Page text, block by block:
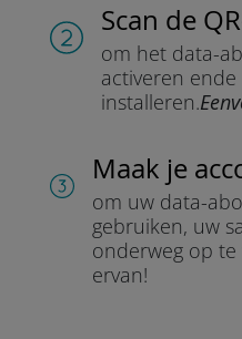
Scan de
om het data-
activeren ende
installeren.
Maak je
om uw data-
gebruiken, uw
onderweg op
ervan!